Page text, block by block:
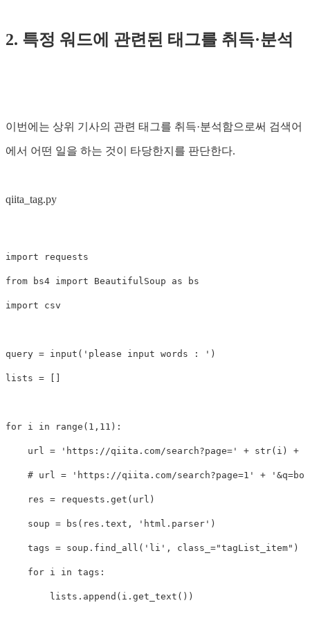
2. 특정 워드에 관련된 태그를 취득·분석
이번에는 상위 기사의 관련 태그를 취득·분석함으로써 검색어
에서 어떤 일을 하는 것이 타당한지를 판단한다.
qiita_tag.py
import requests
from bs4 import BeautifulSoup as bs
import csv
query = input ( 'please input words : ' )
lists =
for i in range ( 1 , 11 ):
url = 'https://qiita.com/search?page=' + str( i ) +
res = requests . get ( url )
soup = bs ( res . text , 'html.parser' )
tags = soup . find_all ( 'li' , class_ ="tagList_item" )
for i in tags :
lists . append ( i . get_text ())